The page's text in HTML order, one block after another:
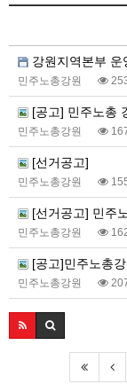
강원지역본부
민주노총강원
[공고] 민주노총 강
민주노총강원
[선거공고]
민주노총강원
[선거공고] 민주노총
민주노총강원
[공고]민주노총
민주노총강원